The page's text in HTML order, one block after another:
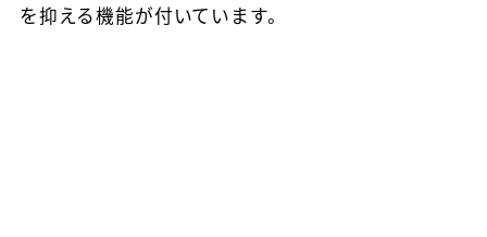
を抑える機能が付いています。